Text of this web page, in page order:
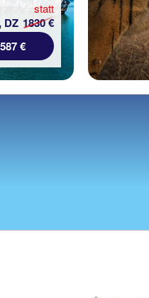
DZ
statt
1830 €
€